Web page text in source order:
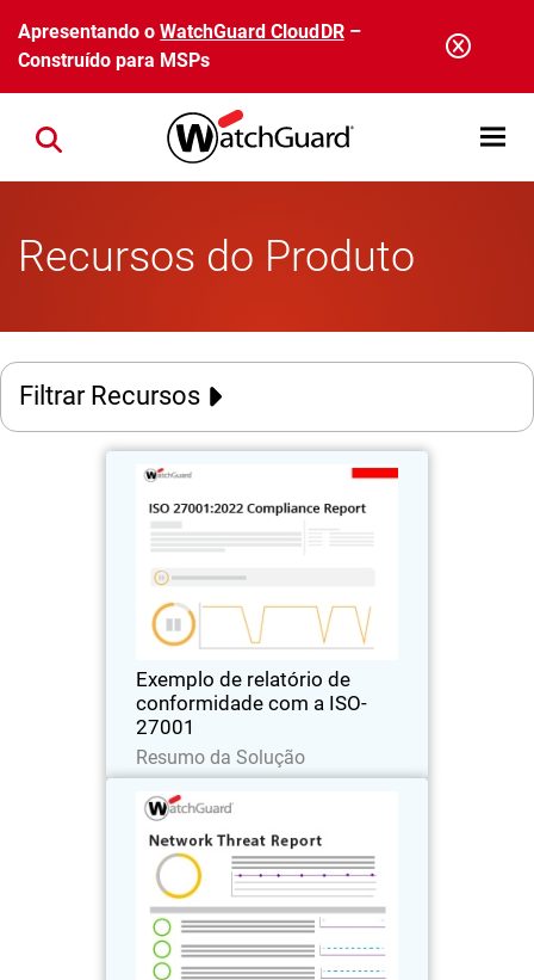
Pular para o conteúdo principal
Apresentando oWatchGuard CloudDR–
Construído para MSPs
Open
Close search
Recursos do Produto
Filtrar Recursos
Thumbnail
Exemplo de relatório de
conformidade com a ISO-
27001
Resumo da Solução
Exemplo de relatório de
conformidade com a ISO-27001
Saiba mais com um relatório de
exemplo real sobre como a adesão à
conformidade e a avaliação de riscos
podem ser geradas de forma
automática e econômica.
ThumbnailExemplo de relatório de
Um exemplo real de um relatório de
ameaças à rede do ThreatSync+ NDR
que usa dados de demonstração
anonimizados.